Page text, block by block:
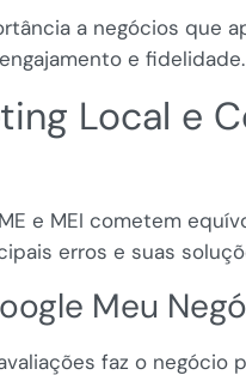
a negócios que
e fidelidade.
Local e
e MEI cometem
erros e suas
Meu
faz o negócio